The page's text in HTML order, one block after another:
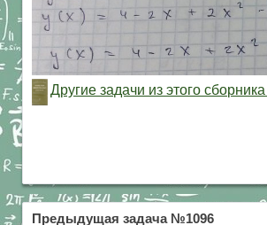
Другие задачи из этого
Предыдущая задача №1096